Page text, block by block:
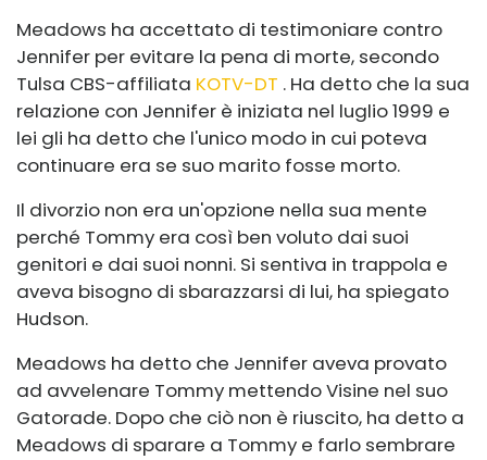
Meadows ha accettato di testimoniare contro
Jennifer per evitare la pena di morte, secondo
Tulsa CBS-affiliata KOTV-DT . Ha detto che la sua
relazione con Jennifer è iniziata nel luglio 1999 e
lei gli ha detto che l'unico modo in cui poteva
continuare era se suo marito fosse morto.
Il divorzio non era un'opzione nella sua mente
perché Tommy era così ben voluto dai suoi
genitori e dai suoi nonni. Si sentiva in trappola e
aveva bisogno di sbarazzarsi di lui, ha spiegato
Hudson.
Meadows ha detto che Jennifer aveva provato
ad avvelenare Tommy mettendo Visine nel suo
Gatorade. Dopo che ciò non è riuscito, ha detto a
Meadows di sparare a Tommy e farlo sembrare